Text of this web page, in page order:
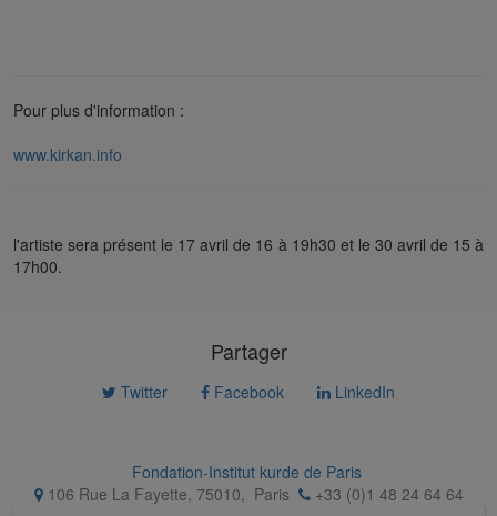
Pour plus d'information :
www.kirkan.info
l'artiste sera présent le 17 avril de 16 à 19h30 et le 30 avril de 15 à
17h00.
Partager
Twitter Facebook LinkedIn
Fondation-Institut kurde de Paris
106 Rue La Fayette, 75010, Paris
+33 (0)1 48 24 64 64